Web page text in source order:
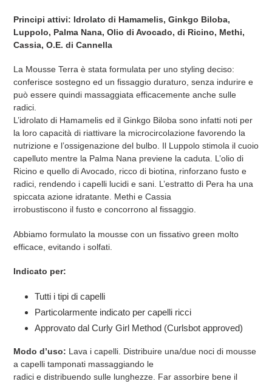
Principi attivi: Idrolato di Hamamelis, Ginkgo Biloba,
Luppolo, Palma Nana, Olio di Avocado, di Ricino, Methi,
Cassia, O.E. di Cannella
La Mousse Terra è stata formulata per uno styling deciso:
conferisce sostegno ed un fissaggio duraturo, senza indurire e
può essere quindi massaggiata efficacemente anche sulle
radici.
L’idrolato di Hamamelis ed il Ginkgo Biloba sono infatti noti per
la loro capacità di riattivare la microcircolazione favorendo la
nutrizione e l’ossigenazione del bulbo. Il Luppolo stimola il cuoio
capelluto mentre la Palma Nana previene la caduta. L’olio di
Ricino e quello di Avocado, ricco di biotina, rinforzano fusto e
radici, rendendo i capelli lucidi e sani. L’estratto di Pera ha una
spiccata azione idratante. Methi e Cassia
irrobustiscono il fusto e concorrono al fissaggio.
Abbiamo formulato la mousse con un fissativo green molto
efficace, evitando i solfati.
Indicato per:
Tutti i tipi di capelli
Particolarmente indicato per capelli ricci
Approvato dal Curly Girl Method (Curlsbot approved)
Modo d’uso: Lava i capelli. Distribuire una/due noci di mousse
a capelli tamponati massaggiando le
radici e distribuendo sulle lunghezze. Far assorbire bene il